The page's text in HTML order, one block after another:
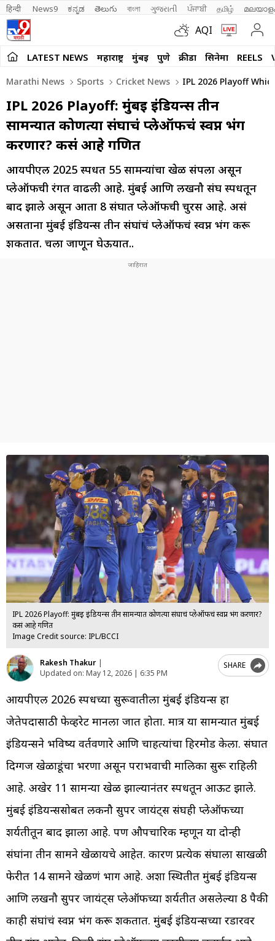
हिन्दी News9 ಕನ್ನಡ తెలుగు বাংলা ગુજરાતી ਪੰਜਾਬੀ தமிழ்
AQI
LATEST NEWS महाराष्ट्र मुंबई पुणे क्रीडा सिनेमा REELS
Marathi News Sports Cricket News IPL 2026 Playoff
IPL 2026 Playoff: मुंबई इंडियन्स तीन
सामन्यात कोणत्या संघाचं प्लेऑफचं स्वप्न भंग
करणार? कसं आहे गणित
आयपीएल 2025 स्पर्धेत 55 सामन्यांचा खेळ संपला असून
प्लेऑफची रंगत वाढली आहे. मुंबई आणि लखनौ संघ स्पर्धेतून
बाद झाले असून आता 8 संघात प्लेऑफची चुरस आहे. असं
असताना मुंबई इंडियन्स तीन संघांचं प्लेऑफचं स्वप्न भंग करू
शकतात. चला जाणून घेऊयात..
IPL 2026 Playoff: मुंबई इंडियन्स तीन सामन्यात कोणत्या संघाचं प्लेऑफचं स्वप्न भंग करणार?
कसं आहे गणित
Image Credit source: IPL/BCCI
Rakesh Thakur |
Updated on: May 12, 2026 | 6:35 PM
SHARE
आयपीएल 2026 स्पर्धेच्या सुरूवातीला मुंबई इंडियन्स हा
जेतेपदासाठी फेव्हरेट मानला जात होता. मात्र या सामन्यात मुंबई
इंडियन्सने भविष्य वर्तवणारे आणि चाहत्यांचा हिरमोड केला. संघात
दिग्गज खेळाडूंचा भरणा असून पराभवाची मालिका सुरू राहिली
आहे. अखेर 11 सामन्या खेळ झाल्यानंतर स्पर्धेतून आऊट झाले.
मुंबई इंडियन्ससोबत लकनौ सुपर जायंट्स संघही प्लेऑफच्या
शर्यतीतून बाद झाला आहे. पण औपचारिक म्हणून या दोन्ही
संघांना तीन सामने खेळायचे आहेत. कारण प्रत्येक संघाला साखळी
फेरीत 14 सामने खेळणं भाग आहे. अशा स्थितीत मुंबई इंडियन्स
आणि लखनौ सुपर जायंट्स प्लेऑफच्या शर्यतीत असलेल्या 8 पैकी
काही संघांचं स्वप्न भंग करू शकतात. मुंबई इंडियन्सच्या रडारवर